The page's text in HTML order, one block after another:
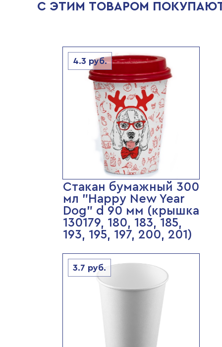
С ЭТИМ ТОВАРОМ
4.3 руб.
Стакан бумажный 300
мл "Happy New Year
Dog" d 90 мм (крышка
130179, 180, 183, 185,
193, 195, 197, 200, 201)
3.7 руб.